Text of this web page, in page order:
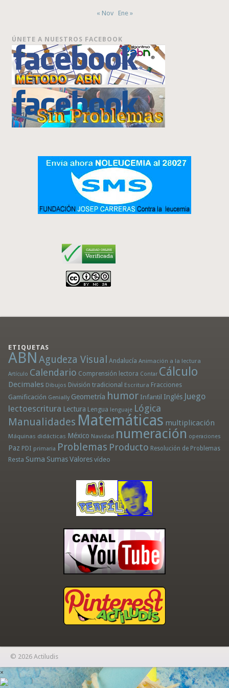
« Nov Ene »
ÚNETE A NUESTROS FACEBOOK
ETIQUETAS
ABN Agudeza Visual Andalucía Animación a la lectura
Artículo Calendario Comprensión lectora Contar Cálculo
Decimales Dibujos División tradicional Escritura Fracciones
Gamificación Genially Geometría humor Infantil Inglés Juego
lectoescritura Lectura Lengua lenguaje Lógica
Manualidades Matemáticas multiplicación
Máquinas didácticas México Navidad numeración operaciones
Paz PDI primaria Problemas Producto Resolución de Problemas
Resta Suma Sumas Valores vídeo
© 2026 Actiludis
×